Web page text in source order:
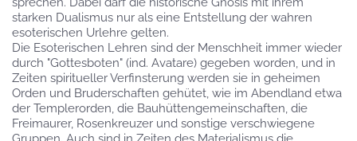
starken Dualismus nur als eine Entstellung der wahren
esoterischen Urlehre gelten.
Die Esoterischen Lehren sind der Menschheit immer wieder
durch "Gottesboten" (ind. Avatare) gegeben worden, und in
Zeiten spiritueller Verfinsterung werden sie in geheimen
Orden und Bruderschaften gehütet, wie im Abendland etwa
der Templerorden, die Bauhüttengemeinschaften, die
Freimaurer, Rosenkreuzer und sonstige verschwiegene